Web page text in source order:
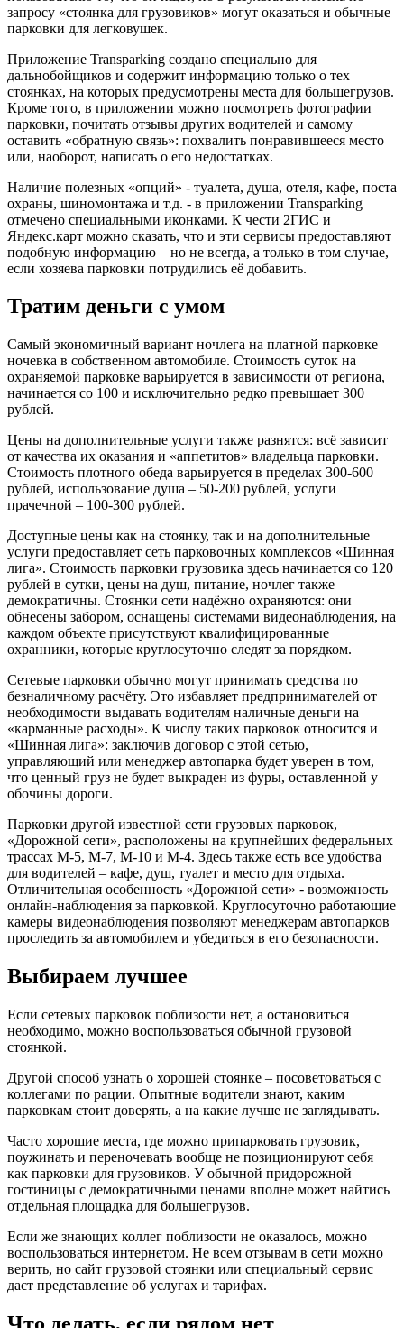
запросу «стоянка для грузовиков» могут оказаться и обычные
парковки для легковушек.
Приложение Transparking создано специально для
дальнобойщиков и содержит информацию только о тех
стоянках, на которых предусмотрены места для большегрузов.
Кроме того, в приложении можно посмотреть фотографии
парковки, почитать отзывы других водителей и самому
оставить «обратную связь»: похвалить понравившееся место
или, наоборот, написать о его недостатках.
Наличие полезных «опций» - туалета, душа, отеля, кафе, поста
охраны, шиномонтажа и т.д. - в приложении Transparking
отмечено специальными иконками. К чести 2ГИС и
Яндекс.карт можно сказать, что и эти сервисы предоставляют
подобную информацию – но не всегда, а только в том случае,
если хозяева парковки потрудились её добавить.
Тратим деньги с умом
Самый экономичный вариант ночлега на платной парковке –
ночевка в собственном автомобиле. Стоимость суток на
охраняемой парковке варьируется в зависимости от региона,
начинается со 100 и исключительно редко превышает 300
рублей.
Цены на дополнительные услуги также разнятся: всё зависит
от качества их оказания и «аппетитов» владельца парковки.
Стоимость плотного обеда варьируется в пределах 300-600
рублей, использование душа – 50-200 рублей, услуги
прачечной – 100-300 рублей.
Доступные цены как на стоянку, так и на дополнительные
услуги предоставляет сеть парковочных комплексов «Шинная
лига». Стоимость парковки грузовика здесь начинается со 120
рублей в сутки, цены на душ, питание, ночлег также
демократичны. Стоянки сети надёжно охраняются: они
обнесены забором, оснащены системами видеонаблюдения, на
каждом объекте присутствуют квалифицированные
охранники, которые круглосуточно следят за порядком.
Сетевые парковки обычно могут принимать средства по
безналичному расчёту. Это избавляет предпринимателей от
необходимости выдавать водителям наличные деньги на
«карманные расходы». К числу таких парковок относится и
«Шинная лига»: заключив договор с этой сетью,
управляющий или менеджер автопарка будет уверен в том,
что ценный груз не будет выкраден из фуры, оставленной у
обочины дороги.
Парковки другой известной сети грузовых парковок,
«Дорожной сети», расположены на крупнейших федеральных
трассах М-5, М-7, М-10 и М-4. Здесь также есть все удобства
для водителей – кафе, душ, туалет и место для отдыха.
Отличительная особенность «Дорожной сети» - возможность
онлайн-наблюдения за парковкой. Круглосуточно работающие
камеры видеонаблюдения позволяют менеджерам автопарков
проследить за автомобилем и убедиться в его безопасности.
Выбираем лучшее
Если сетевых парковок поблизости нет, а остановиться
необходимо, можно воспользоваться обычной грузовой
стоянкой.
Другой способ узнать о хорошей стоянке – посоветоваться с
коллегами по рации. Опытные водители знают, каким
парковкам стоит доверять, а на какие лучше не заглядывать.
Часто хорошие места, где можно припарковать грузовик,
поужинать и переночевать вообще не позиционируют себя
как парковки для грузовиков. У обычной придорожной
гостиницы с демократичными ценами вполне может найтись
отдельная площадка для большегрузов.
Если же знающих коллег поблизости не оказалось, можно
воспользоваться интернетом. Не всем отзывам в сети можно
верить, но сайт грузовой стоянки или специальный сервис
даст представление об услугах и тарифах.